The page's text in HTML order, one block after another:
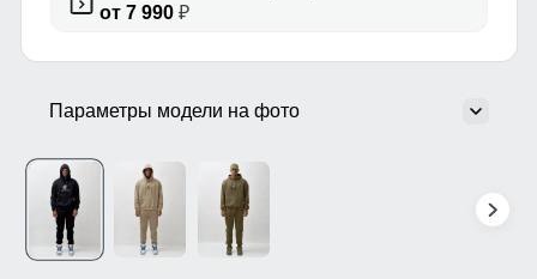
от 7 990₽
Параметры модели на фото